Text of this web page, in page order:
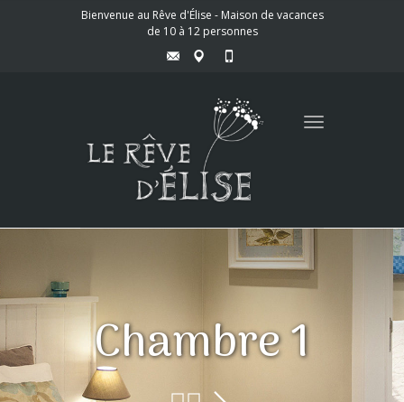
Bienvenue au Rêve d'Élise - Maison de vacances
de 10 à 12 personnes
Toggle
Chambre 1